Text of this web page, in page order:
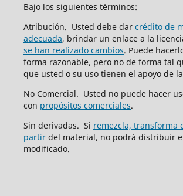
Bajo los siguientes términos:
Atribución. Usted debe dar crédito de
adecuada, brindar un enlace a la
se han realizado cambios. Puede
forma razonable, pero no de forma tal
que usted o su uso tienen el apoyo de
No Comercial. Usted no puede hacer
con propósitos comerciales.
Sin derivadas. Si remezcla, transforma
partirdel material, no podrá distribuir
modificado.